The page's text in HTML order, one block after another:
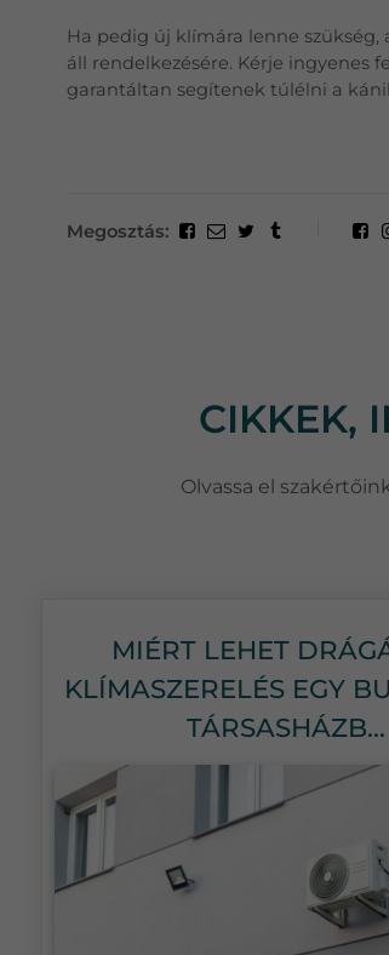
Ha pedig új klímára lenne szükség,
áll rendelkezésére. Kérje
garantáltan segítenek túlélni a
Megosztás:
CIKKEK,
Olvassa el
MIÉRT LEHET
KLÍMASZERELÉS EGY
TÁRSASHÁZB...